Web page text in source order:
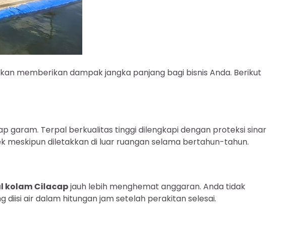
memberikan dampak jangka panjang bagi bisnis Anda. Berikut
garam. Terpal berkualitas tinggi dilengkapi dengan proteksi sinar
meskipun diletakkan di luar ruangan selama bertahun-tahun.
kolam Cilacapjauh lebih menghemat anggaran. Anda tidak
air dalam hitungan jam setelah perakitan selesai.